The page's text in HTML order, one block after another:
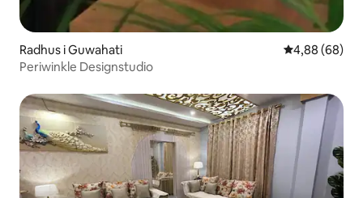
Radhus i Guwahati 4,88 av 5 i
4,88 (68)
Periwinkle Designstudio